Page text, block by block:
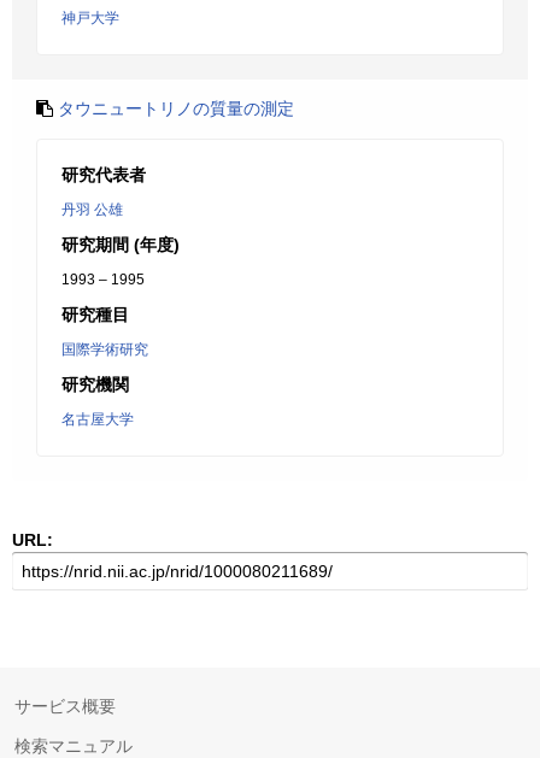
神戸大学
タウニュートリノの質量の測定
研究代表者
丹羽 公雄
研究期間 (年度)
1993 – 1995
研究種目
国際学術研究
研究機関
名古屋大学
URL:
サービス概要
検索マニュアル